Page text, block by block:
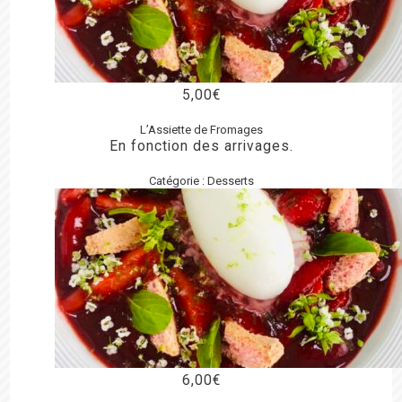
5,00€
L’Assiette de Fromages
En fonction des arrivages.
Catégorie : Desserts
6,00€